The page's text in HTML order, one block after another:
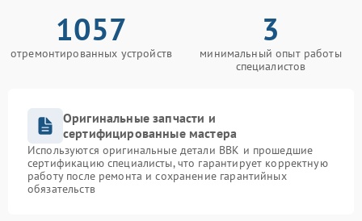
1057
отремонтированных устройств
3
минимальный опыт работы
специалистов
Оригинальные запчасти и
сертифицированные мастера
Используются оригинальные детали BBK и прошедшие
сертификацию специалисты, что гарантирует корректную
работу после ремонта и сохранение гарантийных
обязательств